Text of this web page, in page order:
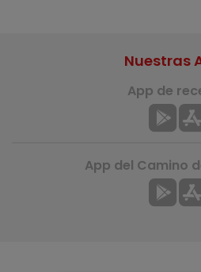
Nuestras
App de
App del Camino